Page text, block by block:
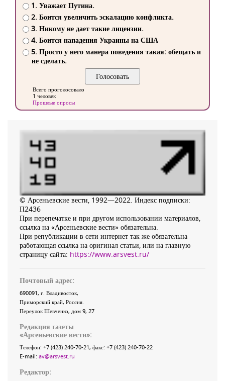
1. Уважает Путина.
2. Боится увеличить эскалацию конфликта.
3. Никому не дает такие лицензии.
4. Боится нападения Украины на США
5. Просто у него манера поведения такая: обещать и
не сделать.
Всего проголосовало
1 человек
Прошлые опросы
© Арсеньевские вести, 1992—2022. Индекс подписки:
П2436
При перепечатке и при другом использовании материалов,
ссылка на «Арсеньевские вести» обязательна.
При републикации в сети интернет так же обязательна
работающая ссылка на оригинал статьи, или на главную
страницу сайта: https://www.arsvest.ru/
Почтовый адрес:
690091, г. Владивосток,
Приморский край, Россия
Переулок Шевченко, дом 9, 27
Редакция газеты
«Арсеньевские вести»:
Телефон: +7 (423) 240-70-21, факс: +7 (423) 240-70-22
E-mail: av@arsvest.ru
Редактор: